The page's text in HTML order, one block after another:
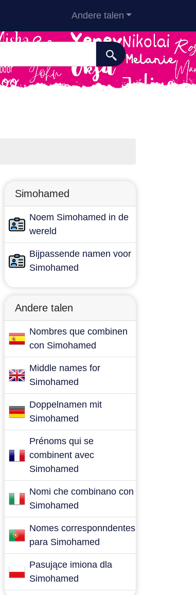
Andere talen
Simohamed
Noem Simohamed in de
wereld
Bijpassende namen voor
Simohamed
Andere talen
Nombres que combinen
con Simohamed
Middle names for
Simohamed
Doppelnamen mit
Simohamed
Prénoms qui se
combinent avec
Simohamed
Nomi che combinano con
Simohamed
Nomes corresponndentes
para Simohamed
Pasujące imiona dla
Simohamed